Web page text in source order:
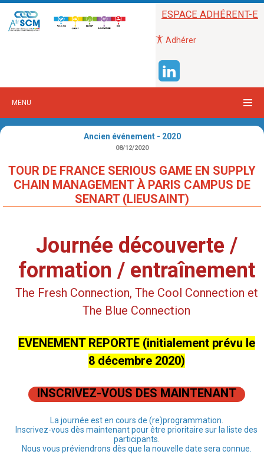
ESPACE ADHÉRENT-E
Adhérer
MENU
Ancien événement - 2020
08/12/2020
TOUR DE FRANCE SERIOUS GAME EN SUPPLY
CHAIN MANAGEMENT À PARIS CAMPUS DE
SENART (LIEUSAINT)
Journée découverte /
formation / entraînement
The Fresh Connection, The Cool Connection et
The Blue Connection
EVENEMENT REPORTE (initialement prévu le
8 décembre 2020)
INSCRIVEZ-VOUS DES MAINTENANT
La journée est en cours de (re)programmation.
Inscrivez-vous dès maintenant pour être prioritaire sur la liste des
participants.
Nous vous préviendrons dès que la nouvelle date sera connue.